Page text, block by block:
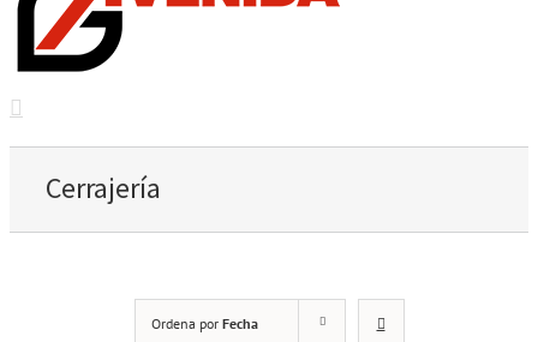
Cerrajería
Ordena por Fecha